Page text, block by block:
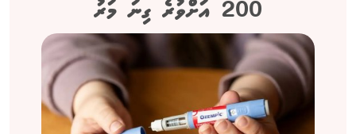
200 އަށްވުރެ ގިނަ މަރު